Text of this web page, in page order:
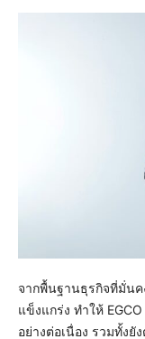
จากพื้นฐานธุรกิจที่มั่น
แข็งแกร่ง ทำให้
อย่างต่อเนื่อง รวมทั้งยั